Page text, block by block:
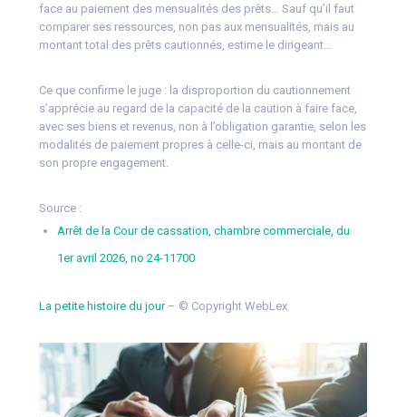
face au paiement des mensualités des prêts… Sauf qu’il faut
comparer ses ressources, non pas aux mensualités, mais au
montant total des prêts cautionnés, estime le dirigeant…
Ce que confirme le juge : la disproportion du cautionnement
s’apprécie au regard de la capacité de la caution à faire face,
avec ses biens et revenus, non à l’obligation garantie, selon les
modalités de paiement propres à celle-ci, mais au montant de
son propre engagement.
Source :
Arrêt de la Cour de cassation, chambre commerciale, du
1er avril 2026, no 24-11700
La petite histoire du jour– © Copyright WebLex